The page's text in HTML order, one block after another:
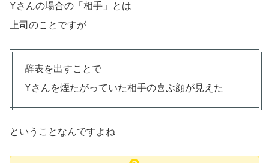
Yさんの場合の「相手」とは
上司のことですが
辞表を出すことで
Yさんを煙たがっていた相手の喜ぶ顔が見えた
ということなんですよね